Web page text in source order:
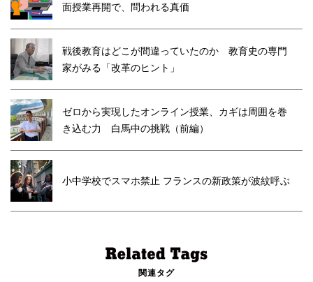
面授業再開で、問われる真価
戦後教育はどこが間違っていたのか 教育史の専門
家がみる「改革のヒント」
ゼロから実現したオンライン授業、カギは周囲を巻
き込む力 白馬中の挑戦（前編）
小中学校でスマホ禁止 フランスの新政策が波紋呼ぶ
関連タグ